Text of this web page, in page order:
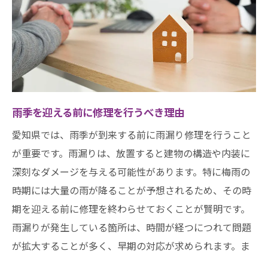
雨季を迎える前に修理を行うべき理由
愛知県では、雨季が到来する前に雨漏り修理を行うこと
が重要です。雨漏りは、放置すると建物の構造や内装に
深刻なダメージを与える可能性があります。特に梅雨の
時期には大量の雨が降ることが予想されるため、その時
期を迎える前に修理を終わらせておくことが賢明です。
雨漏りが発生している箇所は、時間が経つにつれて問題
が拡大することが多く、早期の対応が求められます。ま